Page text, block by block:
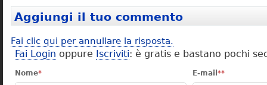
Aggiungi il tuo commento
Fai clic qui per annullare la risposta.
Fai Login oppure Iscriviti: è gratis e bastano pochi
Nome* E-mail **